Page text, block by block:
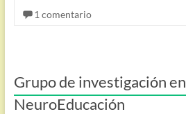
1 comentario
Grupo de investigación en
NeuroEducación